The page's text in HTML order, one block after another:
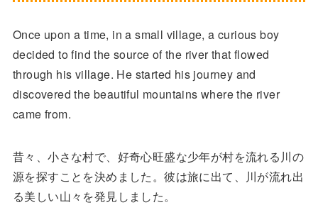
Once upon a time, in a small village, a curious boy
decided to find the source of the river that flowed
through his village. He started his journey and
discovered the beautiful mountains where the river
came from.
昔々、小さな村で、好奇心旺盛な少年が村を流れる川の
源を探すことを決めました。彼は旅に出て、川が流れ出
る美しい山々を発見しました。